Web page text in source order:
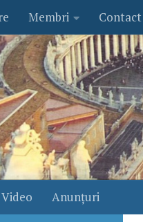
Membri Contact
Video Anunţuri